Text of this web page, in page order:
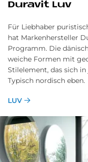
Du­ra­vit Luv
Für Liebhaber
hat Markenhersteller
Programm. Die
weiche Formen mit
Stilelement, das sich
Typisch nordisch eben.
LUV